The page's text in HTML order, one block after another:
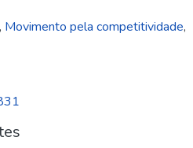
, Movimento pela competitividade,